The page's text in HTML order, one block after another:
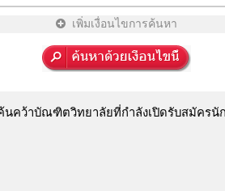
เพิ่มเงื่อนไขการค้นหา
นคว้าบัณฑิตวิทยาลัยที่กำลังเปิดรับสมัคร